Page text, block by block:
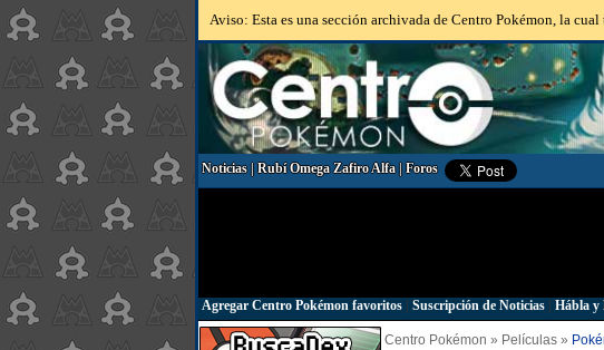
Aviso: Esta es una sección archivada de Centro Pokémon, la
Noticias|Rubí Omega Zafiro Alfa|Foros
Agregar Centro Pokémon favoritos| Suscripción de Noticias| Hábla y
Centro Pokémon » Películas »